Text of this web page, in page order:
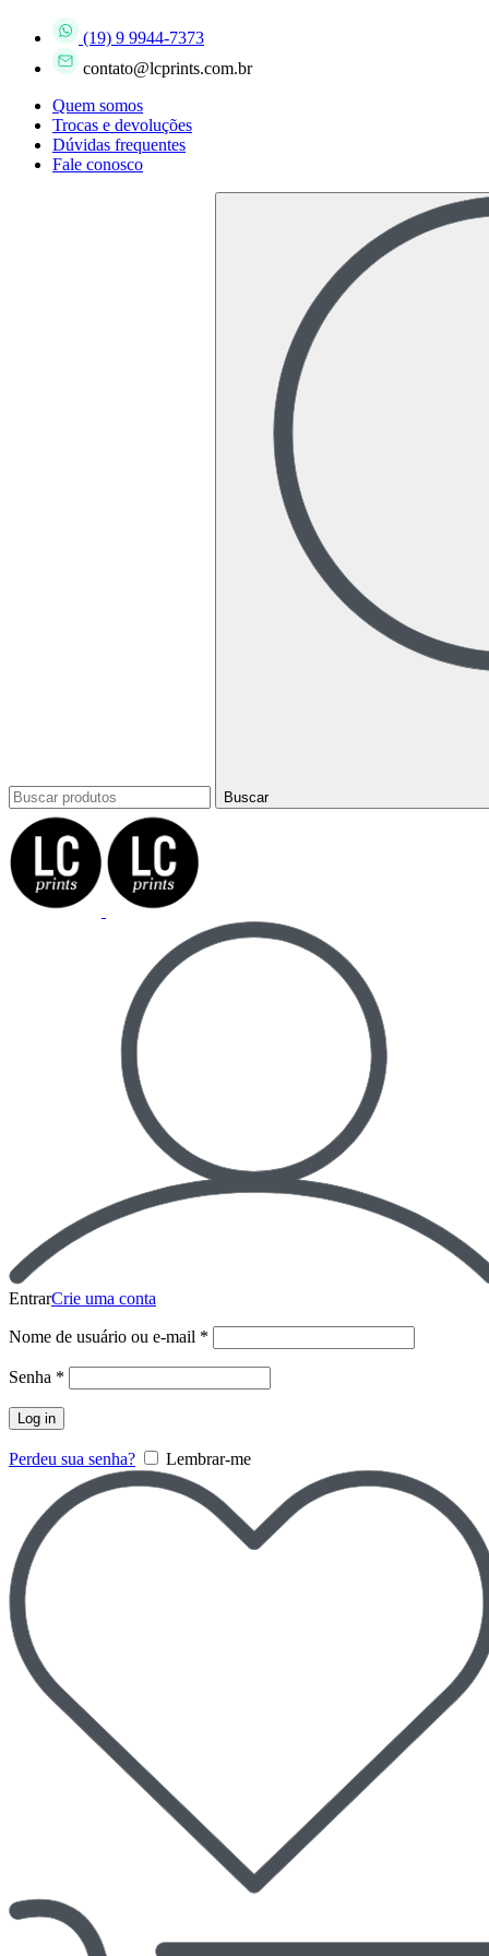
(19) 9 9944-7373
contato@lcprints.com.br
Quem somos
Trocas e devoluções
Dúvidas frequentes
Fale conosco
Buscar
EntrarCrie uma conta
Nome de usuário ou e-mail *
Senha *
Log in
Perdeu sua senha? Lembrar-me